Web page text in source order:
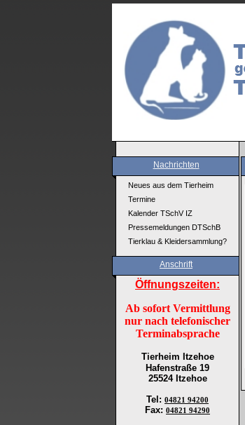
Nachrichten
Neues aus dem Tierheim
Termine
Kalender TSchV IZ
Pressemeldungen DTSchB
Tierklau & Kleidersammlung?
Anschrift
Öffnungszeiten:
Ab sofort Vermittlung
nur nach telefonischer
Terminabsprache
Tierheim Itzehoe
Hafenstraße 19
25524 Itzehoe
Tel : 04821 94200
Fax: 04821 94290